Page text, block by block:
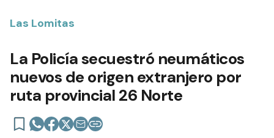
Las Lomitas
La Policía secuestró neumáticos
nuevos de origen extranjero por
ruta provincial 26 Norte